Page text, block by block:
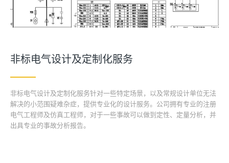
非标电气设计及定制化服务
非标电气设计及定制化服务针对一些特定场景，以及常规设计单位无法
解决的小范围疑难杂症，提供专业化的设计服务。公司拥有专业的注册
电气工程师及仿真工程师，对于一些事故可以做到定性、定量分析，并
出具专业的事故分析报告。